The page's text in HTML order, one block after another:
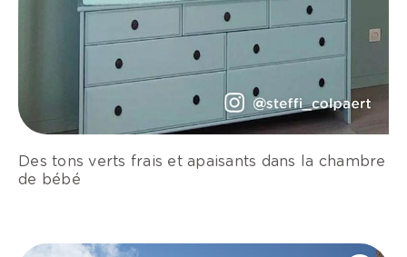
Des tons verts frais et apaisants dans la chambre
de bébé